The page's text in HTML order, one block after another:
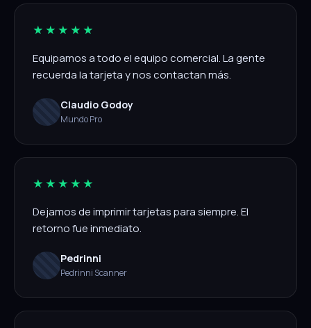
★★★★★
Equipamos a todo el equipo comercial. La gente
recuerda la tarjeta y nos contactan más.
Claudio Godoy
Mundo Pro
★★★★★
Dejamos de imprimir tarjetas para siempre. El
retorno fue inmediato.
Pedrinni
Pedrinni Scanner